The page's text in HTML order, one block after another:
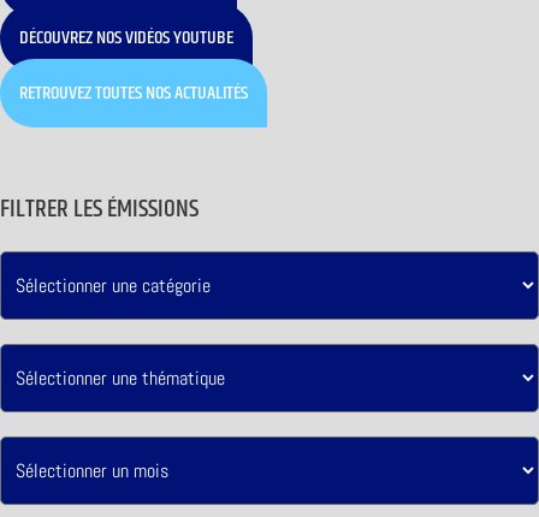
DÉCOUVREZ NOS VIDÉOS YOUTUBE
RETROUVEZ TOUTES NOS ACTUALITÉS
FILTRER LES ÉMISSIONS